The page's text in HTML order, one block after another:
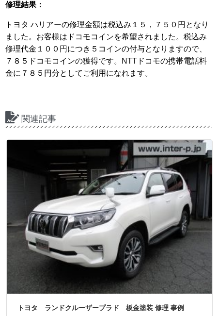
修理結果：
トヨタ ハリアーの修理金額は税込み１５，７５０円となり
ました。お客様はドコモコインを希望されました。税込み
修理代金１００円につき５コインの付与となりますので、
７８５ドコモコインの獲得です。NTTドコモの携帯電話料
金に７８５円分としてご利用になれます。
関連記事
トヨタ ランドクルーザープラド 板金塗装 修理 事例